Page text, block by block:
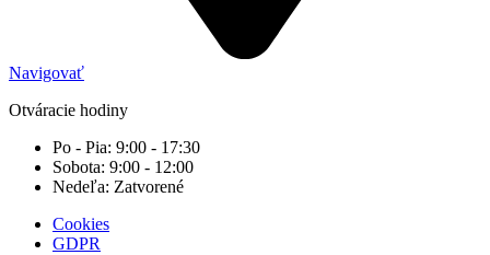
Navigovať
Otváracie hodiny
Po - Pia: 9:00 - 17:30
Sobota: 9:00 - 12:00
Nedeľa: Zatvorené
Cookies
GDPR